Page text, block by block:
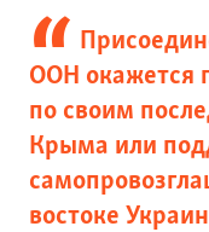
ООН окажется
по своим
Крыма или
востоке